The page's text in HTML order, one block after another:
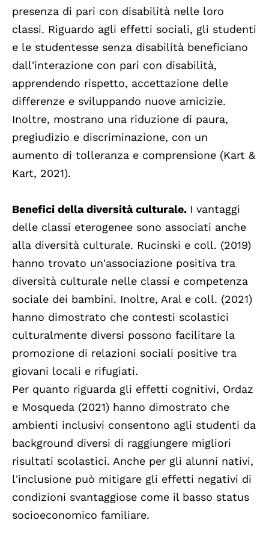
presenza di pari con disabilità nelle loro
classi. Riguardo agli effetti sociali, gli studenti
e le studentesse senza disabilità beneficiano
dall'interazione con pari con disabilità,
apprendendo rispetto, accettazione delle
differenze e sviluppando nuove amicizie.
Inoltre, mostrano una riduzione di paura,
pregiudizio e discriminazione, con un
aumento di tolleranza e comprensione (Kart &
Kart, 2021).
Benefici della diversità culturale. I vantaggi
delle classi eterogenee sono associati anche
alla diversità culturale. Rucinski e coll. (2019)
hanno trovato un'associazione positiva tra
diversità culturale nelle classi e competenza
sociale dei bambini. Inoltre, Aral e coll. (2021)
hanno dimostrato che contesti scolastici
culturalmente diversi possono facilitare la
promozione di relazioni sociali positive tra
giovani locali e rifugiati.
Per quanto riguarda gli effetti cognitivi, Ordaz
e Mosqueda (2021) hanno dimostrato che
ambienti inclusivi consentono agli studenti da
background diversi di raggiungere migliori
risultati scolastici. Anche per gli alunni nativi,
l'inclusione può mitigare gli effetti negativi di
condizioni svantaggiose come il basso status
socioeconomico familiare.